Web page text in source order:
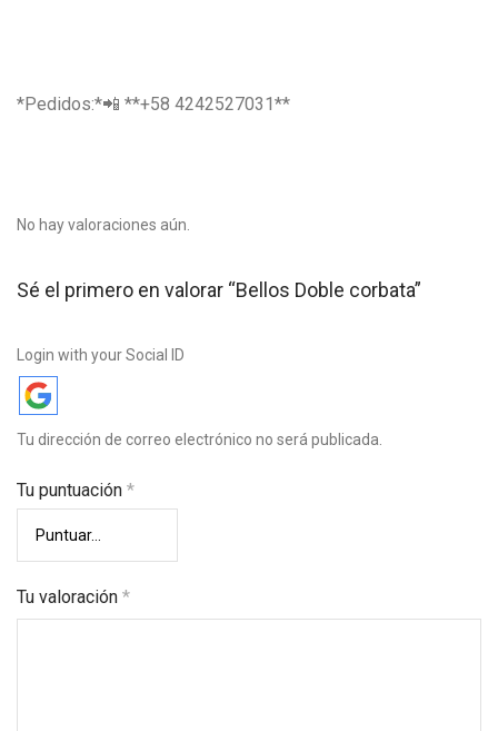
*Pedidos:*📲 **+58 4242527031**
No hay valoraciones aún.
Sé el primero en valorar “Bellos Doble corbata”
Login with your Social ID
Tu dirección de correo electrónico no será publicada.
Tu puntuación *
Tu valoración *